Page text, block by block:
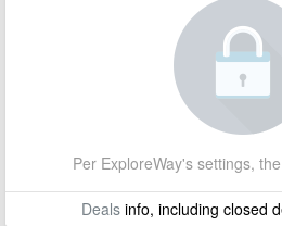
Per ExploreWay's settings,
Dealsinfo, including closed